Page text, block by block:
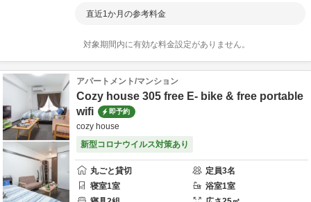
直近1か月の参考料金
対象期間内に有効な料金設定がありません。
アパートメント/マンション
Cozy house 305 free E- bike & free portable
wifi
即予約
cozy house
新型コロナウイルス対策あり
丸ごと貸切 定員3名
寝室1室 浴室1室